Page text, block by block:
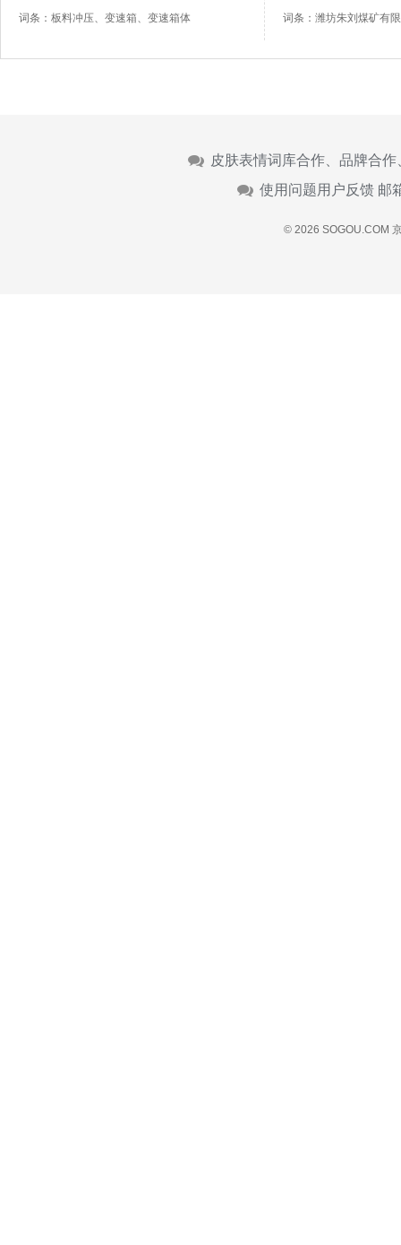
词条：板料冲压、变速箱、变速箱体 词条：潍坊朱刘煤矿有
皮肤表情词库合作、品牌合
使用问题用户反馈 邮
© 2026 SOGOU.COM